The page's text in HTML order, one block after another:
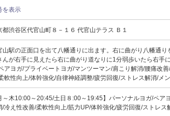
を表示
都渋谷区代官山町８－１６ 代官山テラス Ｂ１
山駅の正面口を出て八幡通りに出ます。右に曲がり八幡通
んが右手に見えたら右に曲がり道なりに1分弱歩いたら右手
アヨガ/プライベートヨガ/マンツーマン/肩こり解消/腰痛改
軟性向上/体幹強化/自律神経調整/疲労回復/ストレス解消/メ
～木10:00～20:45/土日８:00～19:45】パーソナルヨガ/ペア
/冷え性改善/柔軟性向上/筋力UP/体幹強化/疲労回復/ストレス